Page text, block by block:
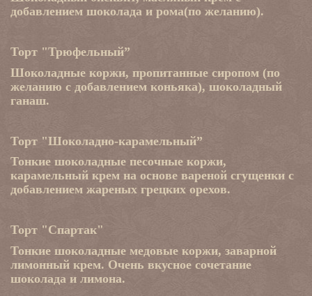
добавлением шоколада и рома(по желанию).
Торт "Трюфельный”
Шоколадные коржи, пропитанные сиропом (по
желанию с добавлением коньяка), шоколадный
ганаш.
Торт "Шоколадно-карамельный”
Тонкие шоколадные песочные коржи,
карамельный крем на основе вареной сгущенки с
добавлением жареных грецких орехов.
Торт "Спартак"
Тонкие шоколадные медовые коржи, заварной
лимонный крем. Очень вкусное сочетание
шоколада и лимона.